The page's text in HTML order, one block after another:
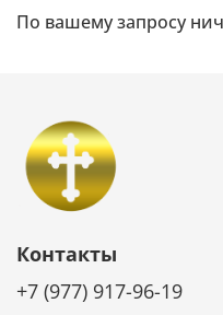
По вашему запросу
Контакты
+7 (977) 917-96-19